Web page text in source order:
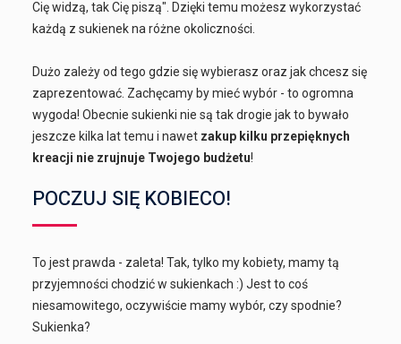
Cię widzą, tak Cię piszą". Dzięki temu możesz wykorzystać
każdą z sukienek na różne okoliczności.
Dużo zależy od tego gdzie się wybierasz oraz jak chcesz się
zaprezentować. Zachęcamy by mieć wybór - to ogromna
wygoda! Obecnie sukienki nie są tak drogie jak to bywało
jeszcze kilka lat temu i nawet zakup kilku przepięknych
kreacji nie zrujnuje Twojego budżetu!
POCZUJ SIĘ KOBIECO!
To jest prawda - zaleta! Tak, tylko my kobiety, mamy tą
przyjemności chodzić w sukienkach :) Jest to coś
niesamowitego, oczywiście mamy wybór, czy spodnie?
Sukienka?